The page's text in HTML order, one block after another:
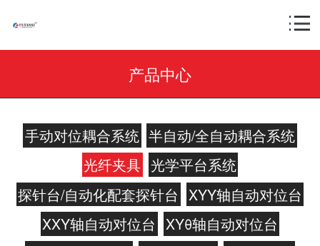
产品中心
手动对位耦合系统 半自动/全自动耦合系统
光纤夹具 光学平台系统
探针台/自动化配套探针台 XYY轴自动对位台
XXY轴自动对位台 XYθ轴自动对位台